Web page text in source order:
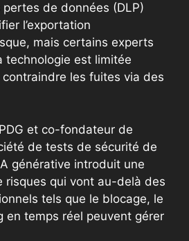
de données (DLP)
l’exportation
mais certains experts
technologie est limitée
les fuites via des
et co-fondateur de
de tests de sécurité de
générative introduit une
risques qui vont au-delà des
tels que le blocage, le
en temps réel peuvent gérer